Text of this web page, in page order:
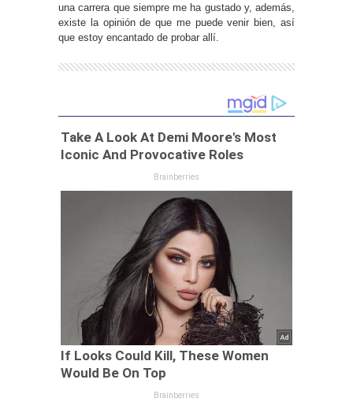
una carrera que siempre me ha gustado y, además,
existe la opinión de que me puede venir bien, así
que estoy encantado de probar allí.